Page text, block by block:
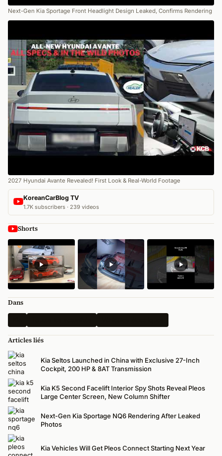
Next-Gen Kia Sportage Front Headlight Design Leaked, Confirms Rendering
2027 Hyundai Avante Revealed! First Look & Real-World Footage
KoreanCarBlog TV
1.7K subscribers · 239 videos
Shorts
Dans
Articles liés
Kia Seltos Launched in China with Exclusive 27-Inch
Cockpit, 200 HP & 8AT Transmission
Kia K5 Second Facelift Interior Spy Shots Reveal Pleos
Large Center Screen, New Column Shifter
Next-Gen Kia Sportage NQ6 Rendering After Leaked
Photos
Kia Vehicles Will Get Pleos Connect Starting Next Year